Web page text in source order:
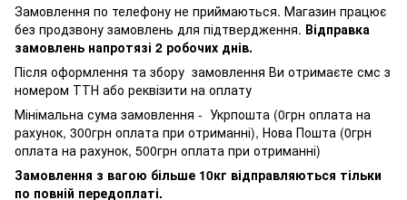
Замовлення по телефону не приймаються. Магазин працює
без продзвону замовлень для підтвердження. Відправка
замовлень напротязі 2 робочих днів.
Після оформлення та збору замовлення Ви отримаєте смс з
номером ТТН або реквізити на оплату
Мінімальна сума замовлення - Укрпошта (0грн оплата на
рахунок, 300грн оплата при отриманні), Нова Пошта (0грн
оплата на рахунок, 500грн оплата при отриманні)
Замовлення з вагою більше 10кг відправляються тільки
по повній передоплаті.